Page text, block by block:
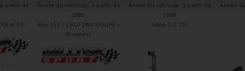
à partir de
et STi
Année du véhicule: à partir de
1998
Série: 150 / 1.8L0 2WD COUPE et
Roadster
Année du véhicule: à partir de
2008
Série:2.0 TDI
Année